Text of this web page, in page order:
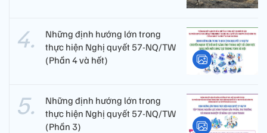
Những định hướng lớn trong
thực hiện Nghị quyết 57-NQ/TW
(Phần 4 và hết)
Những định hướng lớn trong
thực hiện Nghị quyết 57-NQ/TW
(Phần 3)